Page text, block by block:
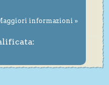
informazioni »